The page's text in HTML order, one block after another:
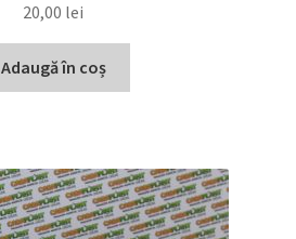
20,00 lei
Adaugă în coș